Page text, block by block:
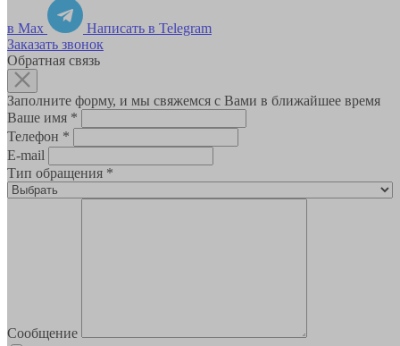
в Max
Написать в Telegram
Заказать звонок
Обратная связь
Заполните форму, и мы свяжемся с Вами в ближайшее время
Ваше имя *
Телефон *
E-mail
Тип обращения *
Сообщение